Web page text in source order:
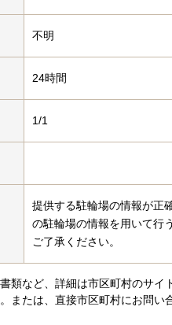
不明
24時間
1/1
提供する駐輪場の情報が正
の駐輪場の情報を用いて行
ご了承ください。
類など、詳細は市区町村のサイ
または、直接市区町村にお問い